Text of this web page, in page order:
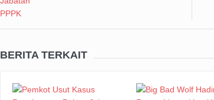
BERITA TERKAIT